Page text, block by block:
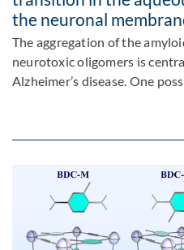
the neuronal
The aggregation of the
neurotoxic oligomers is
Alzheimer’s disease. One